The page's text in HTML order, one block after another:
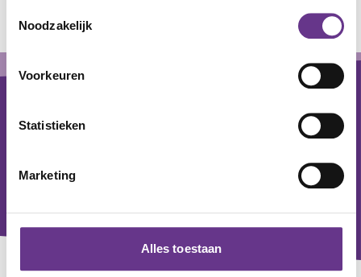
Noodzakelijk
Voorkeuren
Statistieken
Marketing
Alles toestaan
contributors
Footer